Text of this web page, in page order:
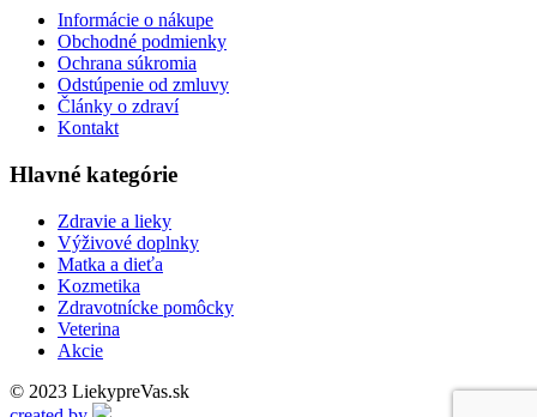
Informácie o nákupe
Obchodné podmienky
Ochrana súkromia
Odstúpenie od zmluvy
Články o zdraví
Kontakt
Hlavné kategórie
Zdravie a lieky
Výživové doplnky
Matka a dieťa
Kozmetika
Zdravotnícke pomôcky
Veterina
Akcie
© 2023 LiekypreVas.sk